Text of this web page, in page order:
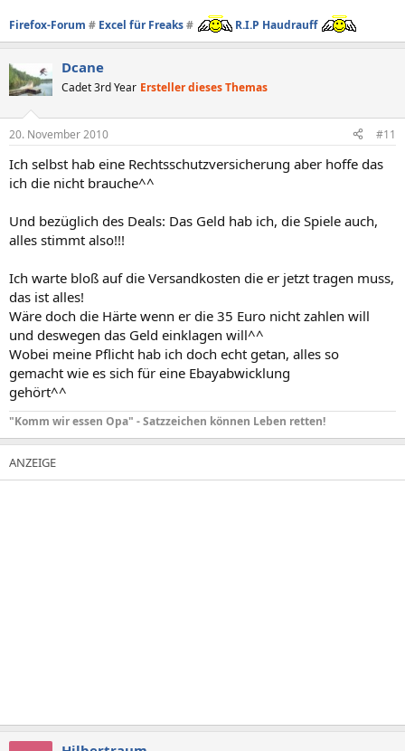
Firefox-Forum # Excel für Freaks# R.I.P Haudrauff
Dcane
Cadet 3rd Year Ersteller dieses Themas
20. November 2010 #11
Ich selbst hab eine Rechtsschutzversicherung aber hoffe das
ich die nicht brauche^^
Und bezüglich des Deals: Das Geld hab ich, die Spiele auch,
alles stimmt also!!!
Ich warte bloß auf die Versandkosten die er jetzt tragen muss,
das ist alles!
Wäre doch die Härte wenn er die 35 Euro nicht zahlen will
und deswegen das Geld einklagen will^^
Wobei meine Pflicht hab ich doch echt getan, alles so
gemacht wie es sich für eine Ebayabwicklung
gehört^^
"Komm wir essen Opa" - Satzzeichen können Leben retten!